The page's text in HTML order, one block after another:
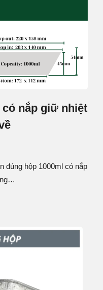
có nắp giữ nhiệt
đúng hộp 1000ml có nắp